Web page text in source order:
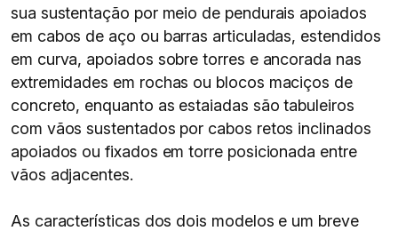
sua sustentação por meio de pendurais apoiados
em cabos de aço ou barras articuladas, estendidos
em curva, apoiados sobre torres e ancorada nas
extremidades em rochas ou blocos maciços de
concreto, enquanto as estaiadas são tabuleiros
com vãos sustentados por cabos retos inclinados
apoiados ou fixados em torre posicionada entre
vãos adjacentes.
As características dos dois modelos e um breve